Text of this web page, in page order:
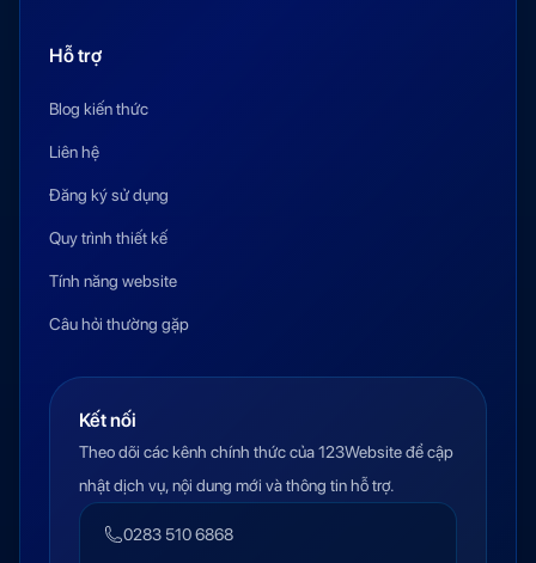
Hỗ trợ
Blog kiến thức
Liên hệ
Đăng ký sử dụng
Quy trình thiết kế
Tính năng website
Câu hỏi thường gặp
Kết nối
Theo dõi các kênh chính thức của 123Website để cập
nhật dịch vụ, nội dung mới và thông tin hỗ trợ.
0283 510 6868